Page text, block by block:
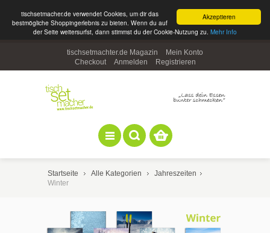
Akzeptieren
tischsetmacher.de verwendet Cookies, um dir das
bestmögliche Shoppingerlebnis zu bieten. Wenn du auf
der Seite weitersurfst, dann stimmst du der Cookie-Nutzung zu. Mehr Info
tischsetmachter.de Magazin
Mein Konto
Checkout
Anmelden Registrieren
Startseite Alle Kategorien
Jahreszeiten
Winter